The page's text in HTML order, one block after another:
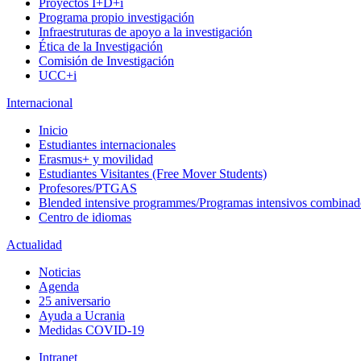
Proyectos I+D+i
Programa propio investigación
Infraestruturas de apoyo a la investigación
Ética de la Investigación
Comisión de Investigación
UCC+i
Internacional
Inicio
Estudiantes internacionales
Erasmus+ y movilidad
Estudiantes Visitantes (Free Mover Students)
Profesores/PTGAS
Blended intensive programmes/Programas intensivos
Centro de idiomas
Actualidad
Noticias
Agenda
25 aniversario
Ayuda a Ucrania
Medidas COVID-19
Intranet